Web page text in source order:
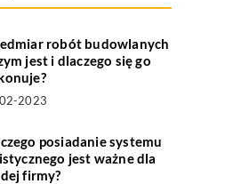
robót budowlanych
jest i dlaczego się go
2023
posiadanie systemu
jest ważne dla
firmy?